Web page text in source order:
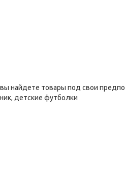
найдете товары под свои
детские футболки